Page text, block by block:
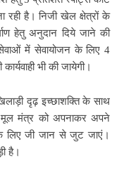
रही है। निजी खेल क्षेत्रों के
हेतु अनुदान दिये जाने की
सेवाओं में सेवायोजन के लिए 4
भी की जायेगी।
दृढ़ इच्छाशक्ति के साथ
मूल मंत्र को अपनाकर अपने
के लिए जी जान से जुट जाएं।
है।